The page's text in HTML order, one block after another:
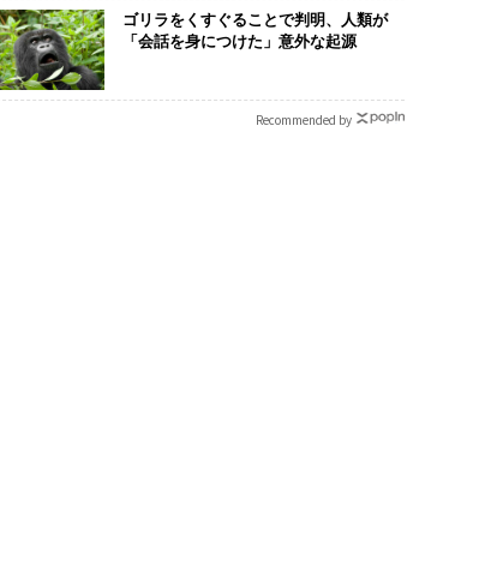
ゴリラをくすぐることで判明、人類が
「会話を身につけた」意外な起源
Recommended by